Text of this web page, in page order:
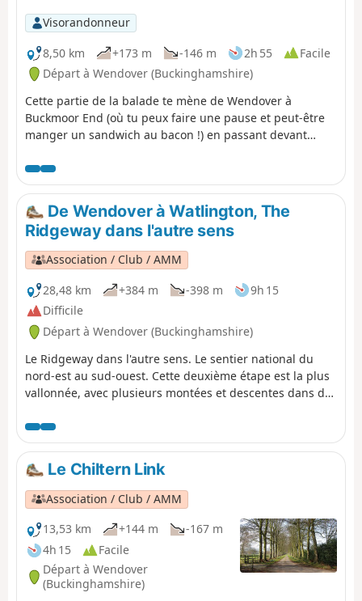
Visorandonneur
8,50 km
+173 m -146 m 2h 55
Facile
Départ à Wendover (Buckinghamshire)
Cette partie de la balade te mène de Wendover à
Buckmoor End (où tu peux faire une pause et peut-être
manger un sandwich au bacon !) en passant devant
Plough à Cadsden.
De Wendover à Watlington, The
Ridgeway dans l'autre sens
Association / Club / AMM
28,48 km
+384 m -398 m
9h 15
Difficile
Départ à Wendover (Buckinghamshire)
Le Ridgeway dans l'autre sens. Le sentier national du
nord-est au sud-ouest. Cette deuxième étape est la plus
vallonnée, avec plusieurs montées et descentes dans des
L'itinéraire grimpe Coombe Hill, passe par le fort de
Pulpit Hill et Lodge Hill. Il contourne Bledlow Great Wood
près de Chinnor pour longer une voie ferrée désaffectée
et passer sous la M40. Il longe le bord inférieur de
l'escarpement des Chilterns et passe Watlington Hill.
Le Chiltern Link
Association / Club / AMM
13,53 km
+144 m
-167 m
4h 15
Facile
Départ à Wendover
(Buckinghamshire)